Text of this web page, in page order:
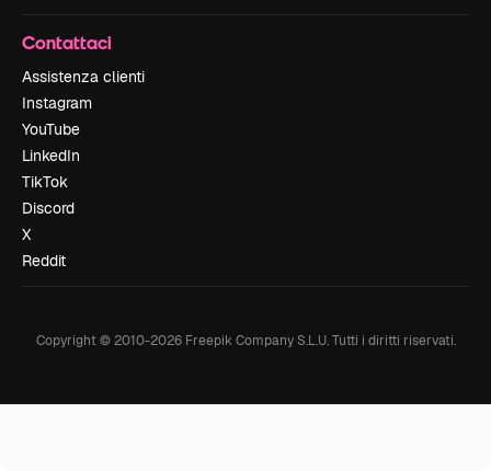
Contattaci
Assistenza clienti
Instagram
YouTube
LinkedIn
TikTok
Discord
X
Reddit
Copyright © 2010-2026Freepik Company S.L.U. Tutti i diritti riservati.